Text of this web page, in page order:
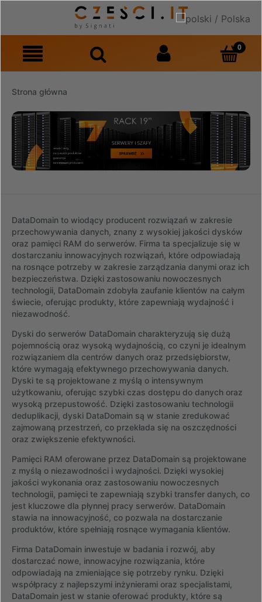
Strona główna
DataDomain to wiodący producent rozwiązań w zakresie
przechowywania danych, znany z wysokiej jakości dysków
oraz pamięci RAM do serwerów. Firma ta specjalizuje się w
dostarczaniu innowacyjnych rozwiązań, które odpowiadają
na rosnące potrzeby w zakresie zarządzania danymi oraz ich
bezpieczeństwa. Dzięki zastosowaniu nowoczesnych
technologii, DataDomain zdobyła zaufanie klientów na całym
świecie, oferując produkty, które zapewniają wydajność i
niezawodność.
Dyski do serwerów DataDomain charakteryzują się dużą
pojemnością oraz wysoką wydajnością, co czyni je idealnym
rozwiązaniem dla centrów danych oraz przedsiębiorstw,
które wymagają efektywnego przechowywania danych.
Dyski te są projektowane z myślą o intensywnym
użytkowaniu, oferując szybki czas dostępu do danych oraz
wysoką przepustowość. Dzięki zastosowaniu technologii
deduplikacji, dyski DataDomain są w stanie zredukować
zajmowaną przestrzeń, co przekłada się na oszczędności
oraz zwiększenie efektywności.
Pamięci RAM oferowane przez DataDomain są projektowane
z myślą o niezawodności i wydajności. Dzięki wysokiej
jakości wykonania oraz zastosowaniu nowoczesnych
technologii, pamięci te zapewniają szybki transfer danych, co
jest kluczowe dla płynnej pracy serwerów. DataDomain
stawia na innowacyjność, co pozwala na dostarczanie
produktów, które spełniają rosnące wymagania klientów.
Firma DataDomain inwestuje w badania i rozwój, aby
dostarczać nowe, innowacyjne rozwiązania, które
odpowiadają na zmieniające się potrzeby rynku. Dzięki
współpracy z najlepszymi inżynierami oraz specjalistami,
DataDomain jest w stanie oferować produkty, które są